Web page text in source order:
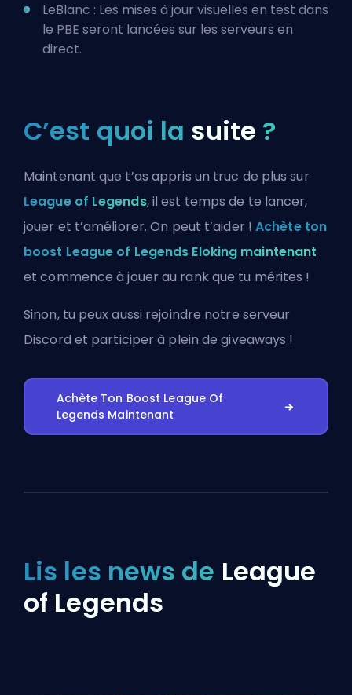
LeBlanc : Les mises à jour visuelles en test dans
le PBE seront lancées sur les serveurs en
direct.
C’est quoi la suite ?
Maintenant que t’as appris un truc de plus sur
League of Legends, il est temps de te lancer,
jouer et t’améliorer. On peut t’aider !Achète ton
boost League of Legends Eloking maintenant
et commence à jouer au rank que tu mérites !
Sinon, tu peux aussi rejoindre notre serveur
Discord et participer à plein de giveaways !
Achète Ton Boost League Of
Legends Maintenant
Lis les news de League
of Legends